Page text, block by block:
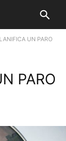
UN PARO
PARO